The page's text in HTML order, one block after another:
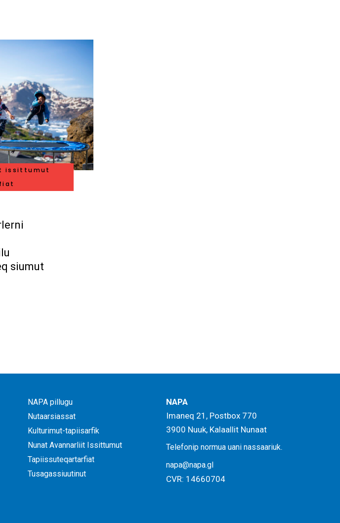
issittumut
siumut
NAPA pillugu
Nutaarsiassat
Kulturimut-tapiisarfik
Nunat Avannarliit Issittumut
Tapiissuteqartarfiat
Tusagassiuutinut
NAPA
Imaneq 21, Postbox 770
3900 Nuuk, Kalaallit Nunaat
Telefonip normua uani nassaariuk.
napa@napa.gl
CVR: 14660704